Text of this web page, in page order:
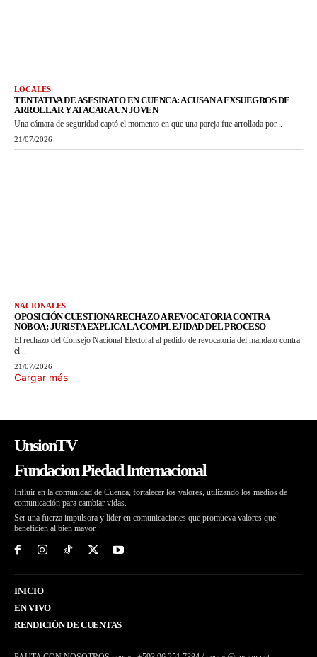
LOCALES
TENTATIVA DE ASESINATO EN CUENCA: ACUSAN A EXSUEGROS DE
ARROLLAR Y ATACAR A UN JOVEN
Una cámara de seguridad captó el momento en que una pareja fue arrollada por...
21/07/2026
NACIONALES
OPOSICIÓN CUESTIONA RECHAZO A REVOCATORIA CONTRA
NOBOA; JURISTA EXPLICA LA COMPLEJIDAD DEL PROCESO
El rechazo del Consejo Nacional Electoral al pedido de revocatoria del mandato contra
el...
21/07/2026
Cargar más
UnsionTV
Fundacion Piedad Internacional
Influir en la comunidad de Cuenca, fortalecer los valores, utilizando los medios de
comunicación para cambiar vidas.
Ser una fuerza impulsora y líder en comunicaciones que promueva valores que
beneficien al bien mayor.
INICIO
EN VIVO
RENDICIÓN DE CUENTAS